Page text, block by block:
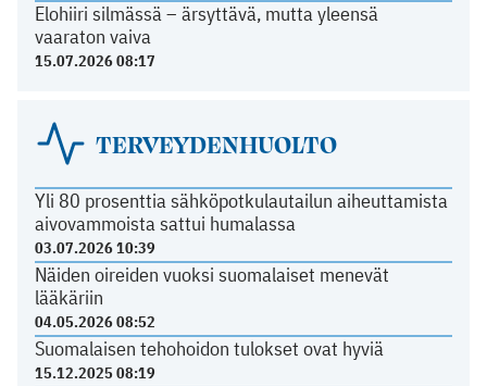
Elohiiri silmässä – ärsyttävä, mutta yleensä
vaaraton vaiva
15.07.2026 08:17
TERVEYDENHUOLTO
Yli 80 prosenttia sähköpotkulautailun aiheuttamista
aivovammoista sattui humalassa
03.07.2026 10:39
Näiden oireiden vuoksi suomalaiset menevät
lääkäriin
04.05.2026 08:52
Suomalaisen tehohoidon tulokset ovat hyviä
15.12.2025 08:19